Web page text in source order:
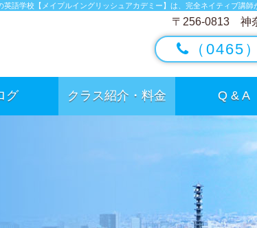
英語学校【メイプルイングリッシュアカデミー】は、完全ネイティブ講
〒256-0813 神
（0465
グ クラス紹介・料金 Q & A